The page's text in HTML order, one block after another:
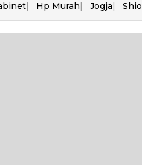
Hp Murah Jogja Shio